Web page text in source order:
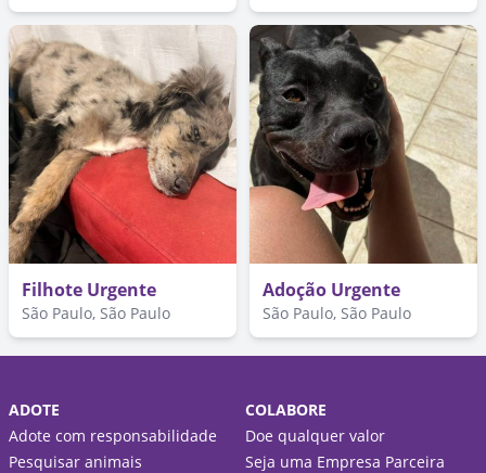
Filhote Urgente
São Paulo, São Paulo
Adoção Urgente
São Paulo, São Paulo
ADOTE
Adote com responsabilidade
Pesquisar animais
COLABORE
Doe qualquer valor
Seja uma Empresa Parceira